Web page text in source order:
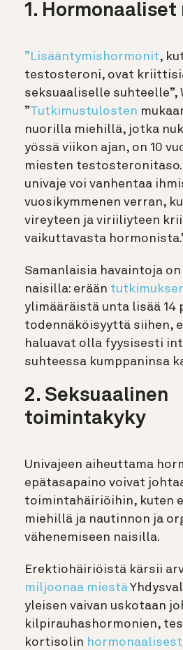
1.
”Lisääntymishormonit,
testosteroni, ovat
seksuaaliselle suhteelle”,
”Tutkimustulosten
nuorilla miehillä, jotka
yössä viikon ajan, on 10
miesten testosteronitaso.
univaje voi vanhentaa
vuosikymmenen verran,
vireyteen ja viriiliyteen
vaikuttavasta
Samanlaisia havaintoja
naisilla: erään
ylimääräistä unta lisää 14
todennäköisyyttä siihen,
haluavat olla fyysisesti
suhteessa kumppaninsa
2. Seksuaalinen
toimintakyky
Univajeen aiheuttama
epätasapaino voivat
toimintahäiriöihin, kuten
miehillä ja nautinnon ja
vähenemiseen naisilla.
Erektiohäiriöistä kärsii
miljoonaa miestä
yleisen vaivan uskotaan
kilpirauhashormonien,
kortisolin